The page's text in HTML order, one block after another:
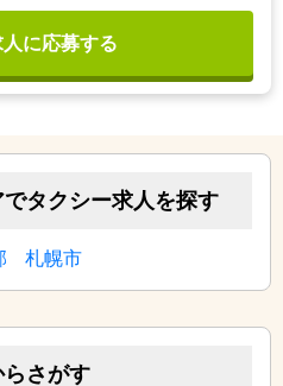
に応募する
タクシー求人を探す
札幌市
さがす